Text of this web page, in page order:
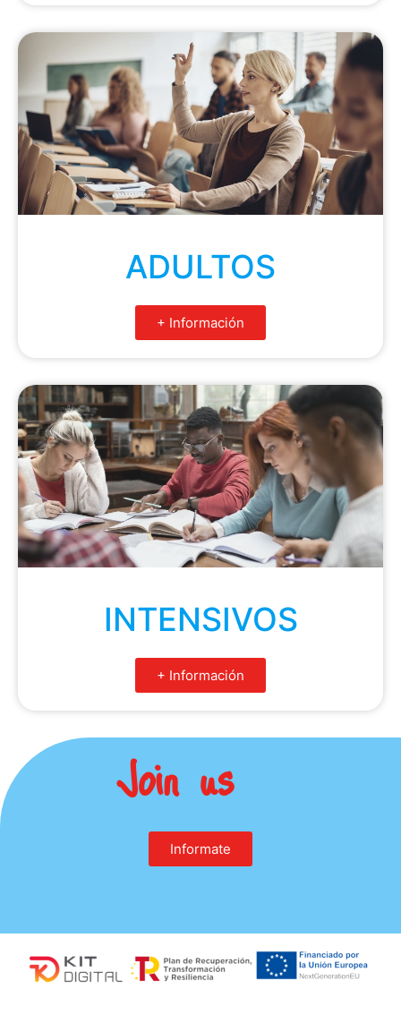
ADULTOS
+ Información
INTENSIVOS
+ Información
Join us
Informate